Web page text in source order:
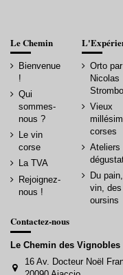
Le Chemin
Bienvenue
!
Qui
sommes-
nous ?
Le vin
corse
La TVA
Rejoignez-
nous !
Orto par
Nicolas
Vieux
corses
Ateliers
Du
vin, des
oursins
Contactez-nous
Le Chemin des Vignobles
16 Av. Docteur Noël